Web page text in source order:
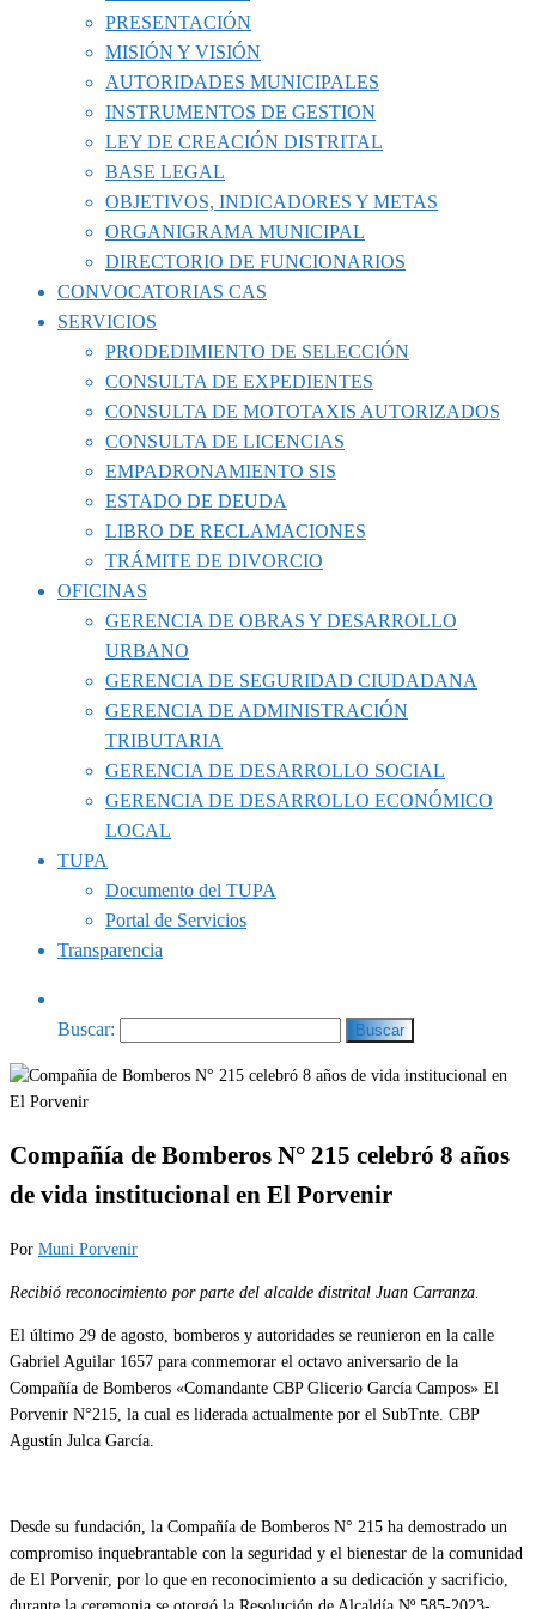
PRESENTACIÓN
MISIÓN Y VISIÓN
AUTORIDADES MUNICIPALES
INSTRUMENTOS DE GESTION
LEY DE CREACIÓN DISTRITAL
BASE LEGAL
OBJETIVOS, INDICADORES Y METAS
ORGANIGRAMA MUNICIPAL
DIRECTORIO DE FUNCIONARIOS
CONVOCATORIAS CAS
SERVICIOS
PRODEDIMIENTO DE SELECCIÓN
CONSULTA DE EXPEDIENTES
CONSULTA DE MOTOTAXIS AUTORIZADOS
CONSULTA DE LICENCIAS
EMPADRONAMIENTO SIS
ESTADO DE DEUDA
LIBRO DE RECLAMACIONES
TRÁMITE DE DIVORCIO
OFICINAS
GERENCIA DE OBRAS Y DESARROLLO
URBANO
GERENCIA DE SEGURIDAD CIUDADANA
GERENCIA DE ADMINISTRACIÓN
TRIBUTARIA
GERENCIA DE DESARROLLO SOCIAL
GERENCIA DE DESARROLLO ECONÓMICO
LOCAL
TUPA
Documento del TUPA
Portal de Servicios
Transparencia
Buscar:
Compañía de Bomberos N° 215 celebró 8 años
de vida institucional en El Porvenir
Por Muni Porvenir
Recibió reconocimiento por parte del alcalde distrital Juan Carranza.
El último 29 de agosto, bomberos y autoridades se reunieron en la calle
Gabriel Aguilar 1657 para conmemorar el octavo aniversario de la
Compañía de Bomberos «Comandante CBP Glicerio García Campos» El
Porvenir N°215, la cual es liderada actualmente por el SubTnte. CBP
Agustín Julca García.
Desde su fundación, la Compañía de Bomberos N° 215 ha demostrado un
compromiso inquebrantable con la seguridad y el bienestar de la comunidad
de El Porvenir, por lo que en reconocimiento a su dedicación y sacrificio,